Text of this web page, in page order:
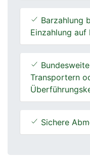
Barzahlung
Einzahlung auf
Transportern
Sichere